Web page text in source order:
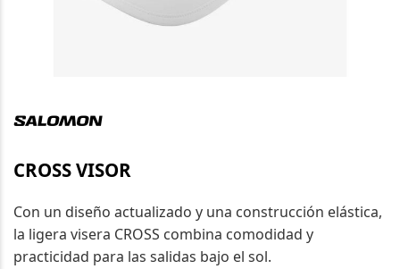
comienzo
la
de
imágenes
CROSS VISOR
Con un diseño actualizado y una construcción elástica,
la ligera visera CROSS combina comodidad y
practicidad para las salidas bajo el sol.